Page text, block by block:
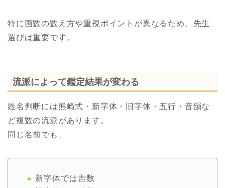
特に画数の数え方や重視ポイントが異なるため、先生
選びは重要です。
流派によって鑑定結果が変わる
姓名判断には熊崎式・新字体・旧字体・五行・音韻な
ど複数の流派があります。
同じ名前でも、
新字体では吉数